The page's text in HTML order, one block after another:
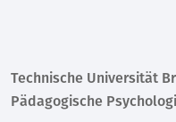
Technische Universität
Pädagogische